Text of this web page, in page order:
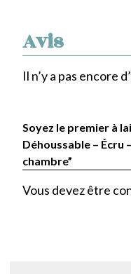
Avis
Il n’y a pas encore
Soyez le premier à
Déhoussable – Écru
chambre”
Vous devez être